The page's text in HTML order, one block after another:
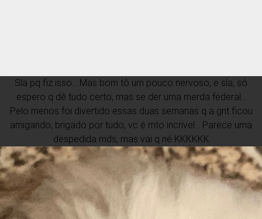
Sla pq fiz isso... Mas bom tô um pouco nervoso, e sla, só
espero q dê tudo certo, mas se der uma merda federal...
Pelo menos foi divertido essas duas semanas q a gnt ficou
amigando, brigado por tudo, vc é mto incrível... Parece uma
despedida mds, mas vai q né KKKKKK